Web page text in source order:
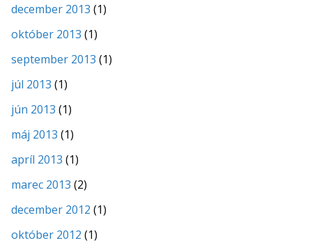
december 2013 (1)
október 2013 (1)
september 2013 (1)
júl 2013 (1)
jún 2013 (1)
máj 2013 (1)
apríl 2013 (1)
marec 2013 (2)
december 2012 (1)
október 2012 (1)